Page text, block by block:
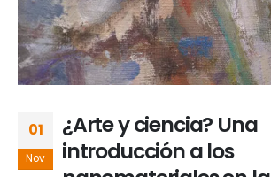
01
Nov
¿Arte y ciencia? Una
introducción a los